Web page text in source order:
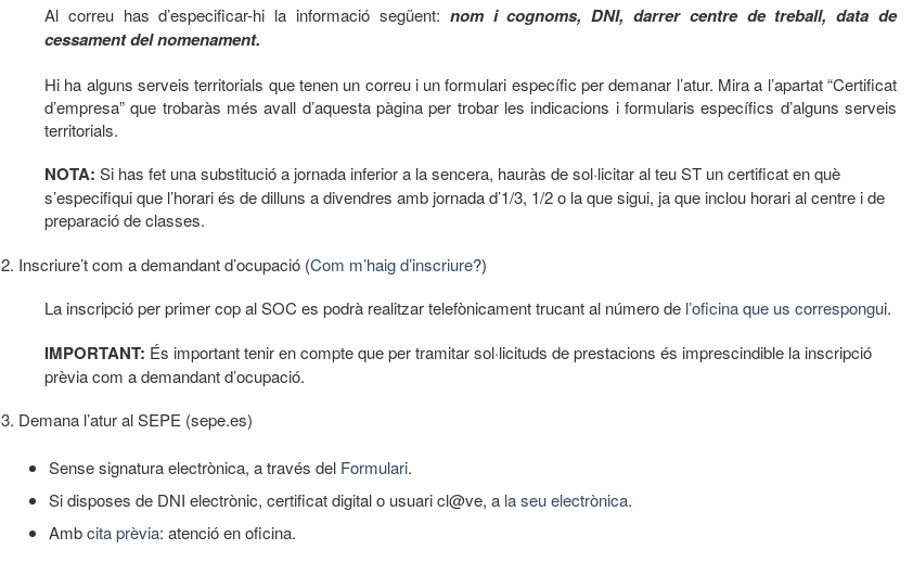
Al correu has d’especificar-hi la informació següent: nom i cognoms, DNI, darrer centre de treball, data de
cessament del nomenament.
Hi ha alguns serveis territorials que tenen un correu i un formulari específic per demanar l’atur. Mira a l’apartat “Certificat
d’empresa” que trobaràs més avall d’aquesta pàgina per trobar les indicacions i formularis específics d’alguns serveis
territorials.
NOTA: Si has fet una substitució a jornada inferior a la sencera, hauràs de sol·licitar al teu ST un certificat en què
s’especifiqui que l’horari és de dilluns a divendres amb jornada d’1/3, 1/2 o la que sigui, ja que inclou horari al centre i de
preparació de classes.
2. Inscriure’t com a demandant d’ocupació (Com m’haig d’inscriure?)
La inscripció per primer cop al SOC es podrà realitzar telefònicament trucant al número de l’oficina que us correspongui.
IMPORTANT: És important tenir en compte que per tramitar sol·licituds de prestacions és imprescindible la inscripció
prèvia com a demandant d’ocupació.
3. Demana l’atur al SEPE (sepe.es)
Sense signatura electrònica, a través del Formulari.
Si disposes de DNI electrònic, certificat digital o usuari cl@ve, a la seu electrònica.
Ambcita prèvia: atenció en oficina.